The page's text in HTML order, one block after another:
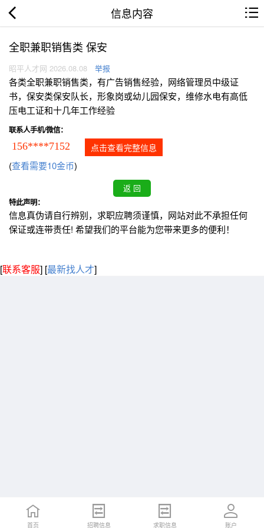
信息内容
全职兼职销售类 保安
昭平人才网 2026.08.08 举报
各类全职兼职销售类，有广告销售经验，网络管理员中级证
书，保安类保安队长，形象岗或幼儿园保安，维修水电有高低
压电工证和十几年工作经验
联系人手机/微信：
156****7152 点击查看完整信息
(查看需要10金币)
特此声明：
信息真伪请自行辨别，求职应聘须谨慎，网站对此不承担任何
保证或连带责任! 希望我们的平台能为您带来更多的便利！
[联系客服] [最新找人才]
首页 招聘信息 求职信息 账户